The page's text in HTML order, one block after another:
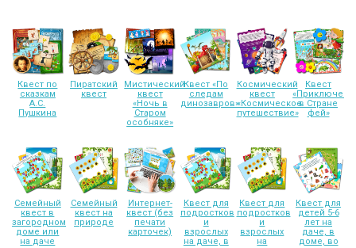
Квест по
сказкам
А.С.
Пушкина
Пиратский
квест
Мистический
квест
«Ночь в
Старом
особняке»
Квест «По
следам
динозавров»
Космический
квест
«Космическое
путешествие»
Квест
в Стране
фей»
Семейный
квест в
загородном
доме или
на даче
Семейный
квест на
природе
Интернет-
квест (без
печати
карточек)
Квест для
подростков
и
взрослых
на даче, в
Квест для
подростков
и
взрослых
на
Квест для
детей 5-6
лет на
даче, в
доме, во